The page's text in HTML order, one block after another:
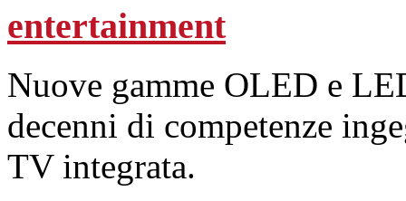
entertainment
Nuove gamme OLED e
decenni di competenze
TV integrata.